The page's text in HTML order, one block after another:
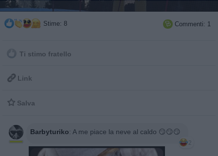
Stime: 8  Commenti: 1
Ti stimo fratello
 Link
 Salva
Barbyturiko: A me piace la neve al caldo 😏😏😏
2